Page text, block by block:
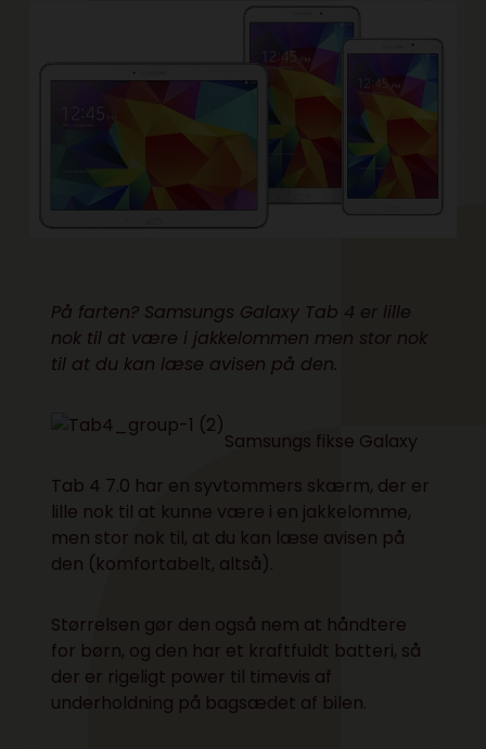
På farten? Samsungs Galaxy Tab 4 er lille
nok til at være i jakkelommen men stor nok
til at du kan læse avisen på den.
Samsungs fikse Galaxy
Tab 4 7.0 har en syvtommers skærm, der er
lille nok til at kunne være i en jakkelomme,
men stor nok til, at du kan læse avisen på
den (komfortabelt, altså).
Størrelsen gør den også nem at håndtere
for børn, og den har et kraftfuldt batteri, så
der er rigeligt power til timevis af
underholdning på bagsædet af bilen.